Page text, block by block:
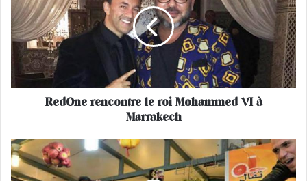
O
n
e
n
t
r
e
RedOne rencontre le roi Mohammed VI à
Marrakech
M
o
h